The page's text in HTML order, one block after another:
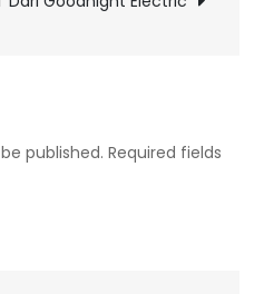
Lebih
published. Required fields